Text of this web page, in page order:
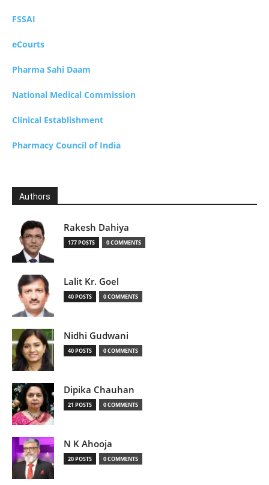
FSSAI
eCourts
Pharma Sahi Daam
National Medical Commission
Clinical Establishment
Pharmacy Council of India
Authors
Rakesh Dahiya
177 POSTS 0 COMMENTS
Lalit Kr. Goel
40 POSTS 0 COMMENTS
Nidhi Gudwani
40 POSTS 0 COMMENTS
Dipika Chauhan
21 POSTS 0 COMMENTS
N K Ahooja
20 POSTS 0 COMMENTS